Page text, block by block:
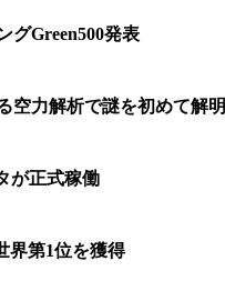
グGreen500発表
力解析で謎を初めて解明
が正式稼働
界第1位を獲得